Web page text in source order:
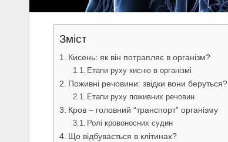
Зміст
Кисень: як він потрапляє в організм?
Етапи руху кисню в організмі
Поживні речовини: звідки вони беруться?
Етапи руху поживних речовин
Кров – головний “транспорт” організму
Ролі кровоносних судин
Що відбувається в клітинах?